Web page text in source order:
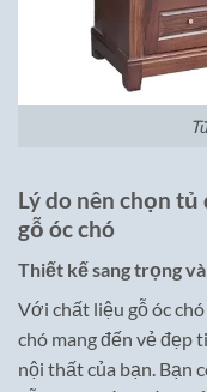
Lý do nên chọn
gỗ óc chó
Thiết kế sang trọng
Với chất liệu gỗ óc
chó mang đến vẻ đẹp
nội thất của bạn. Bạn